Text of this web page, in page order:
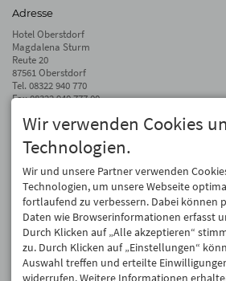
Adresse
Hotel Oberstdorf
Magdalena Sturm
Reute 20
87561 Oberstdorf
Tel. 08322 940 770
Fax 08322 940 777 00
info@hotel-oberstdorf.de
Auf dem Laufenden bleiben
Wir geben Ihre E-Mail-Adresse nicht weiter. Wir
Versprochen! Eine Abmeldung ist jederzeit möglich.
Anmelden
Wir verwenden Cookies
Technologien.
Wir und unsere Partner verwenden
Technologien, um unsere Webseite
fortlaufend zu verbessern. Dabei können
Daten wie Browserinformationen erfasst
Durch Klicken auf „Alle akzeptieren“
zu. Durch Klicken auf „Einstellungen“
Auswahl treffen und erteilte
widerrufen. Weitere Informationen